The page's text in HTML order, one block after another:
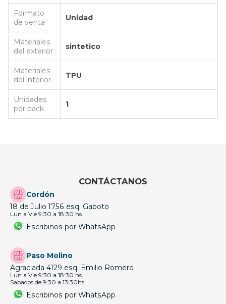
Formato
de venta
Unidad
Materiales
del exterior
sintetico
Materiales
del interior
TPU
Unidades
por pack
1
CONTÁCTANOS
Cordón
18 de Julio 1756 esq. Gaboto
Lun a Vie 9:30 a 18:30 hs
Escribinos por WhatsApp
Paso Molino
Agraciada 4129 esq. Emilio Romero
Lun a Vie 9:30 a 18:30 hs
Sabados de 9:30 a 13:30hs
Escribinos por WhatsApp